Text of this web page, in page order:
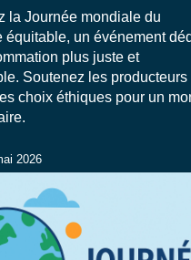
la Journée mondiale du
équitable, un événement
plus juste et
Soutenez les producteurs
choix éthiques pour un
2026